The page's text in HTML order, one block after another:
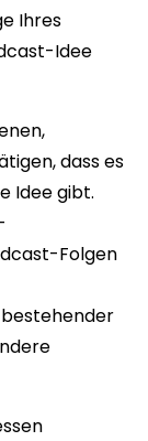
Ihres
Idee
dass es
Idee gibt.
Folgen
bestehender